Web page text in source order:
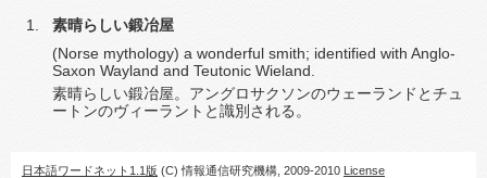
素晴らしい鍛冶屋
(Norse mythology) a wonderful smith; identified with Anglo-
Saxon Wayland and Teutonic Wieland.
素晴らしい鍛冶屋。アングロサクソンのウェーランドとチュ
ートンのヴィーラントと識別される。
日本語ワードネット1.1版 (C) 情報通信研究機構, 2009-2010 License